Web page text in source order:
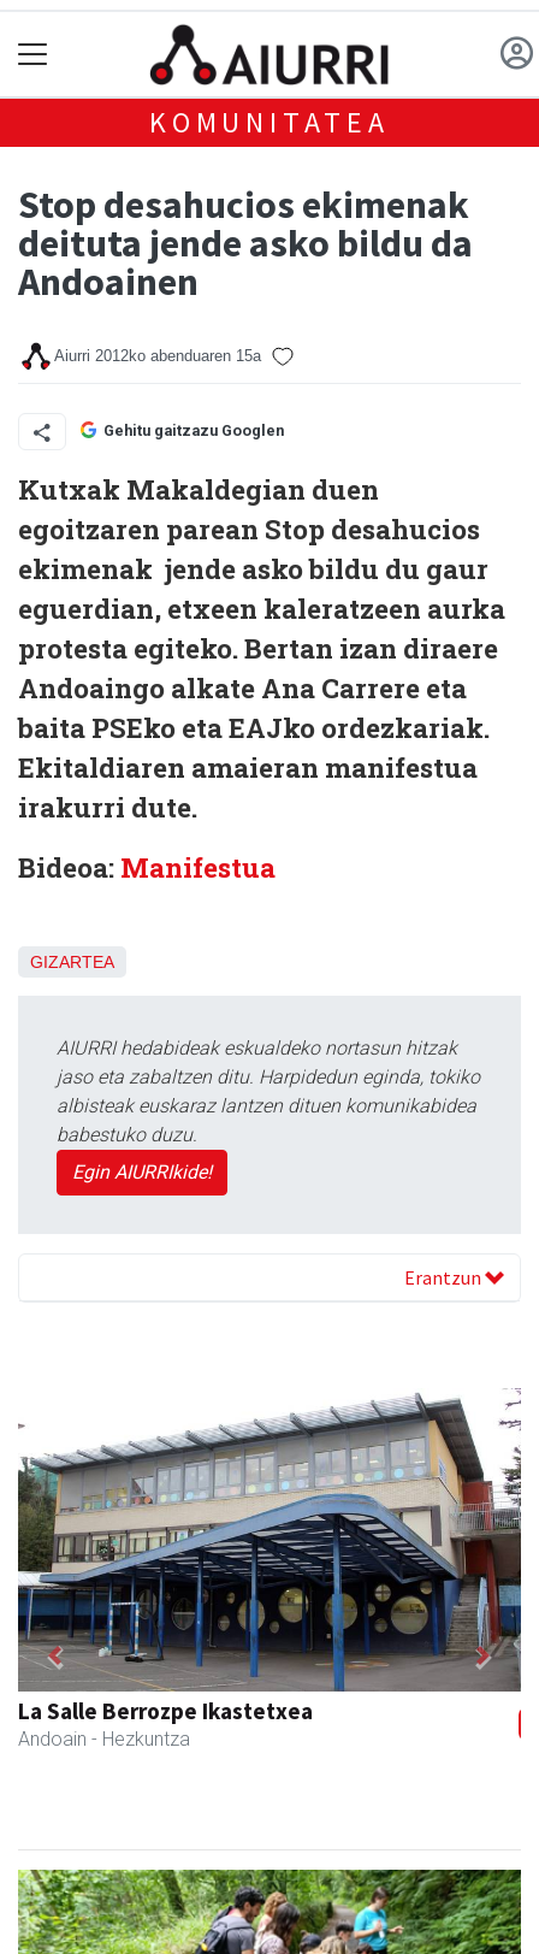
KOMUNITATEA
Stop desahucios ekimenak
deituta jende asko bildu da
Andoainen
Aiurri 2012ko abenduaren 15a
Gehitu gaitzazu Googlen
Kutxak Makaldegian duen
egoitzaren parean Stop desahucios
ekimenak jende asko bildu du gaur
eguerdian, etxeen kaleratzeen aurka
protesta egiteko. Bertan izan diraere
Andoaingo alkate Ana Carrere eta
baita PSEko eta EAJko ordezkariak.
Ekitaldiaren amaieran manifestua
irakurri dute.
Bideoa: Manifestua
GIZARTEA
AIURRI hedabideak eskualdeko nortasun hitzak
jaso eta zabaltzen ditu. Harpidedun eginda, tokiko
albisteak euskaraz lantzen dituen komunikabidea
babestuko duzu.
Egin AIURRIkide!
Erantzun
Asun denda
Andoain - Arropa-dendak
Previous Next